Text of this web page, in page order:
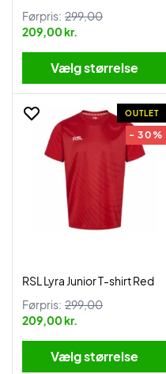
Førpris: 299,00
209,00 kr.
Vælg størrelse
OUTLET
- 30%
RSL Lyra Junior T-shirt Red
Førpris: 299,00
209,00 kr.
Vælg størrelse